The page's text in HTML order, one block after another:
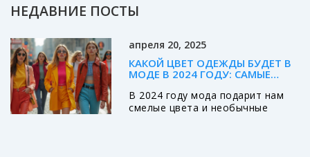
НЕДАВНИЕ ПОСТЫ
апреля 20, 2025
КАКОЙ ЦВЕТ ОДЕЖДЫ БУДЕТ В
МОДЕ В 2024 ГОДУ: САМЫЕ
В 2024 году мода подарит нам
смелые цвета и необычные